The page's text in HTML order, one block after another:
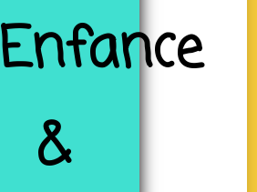
Enfance
&